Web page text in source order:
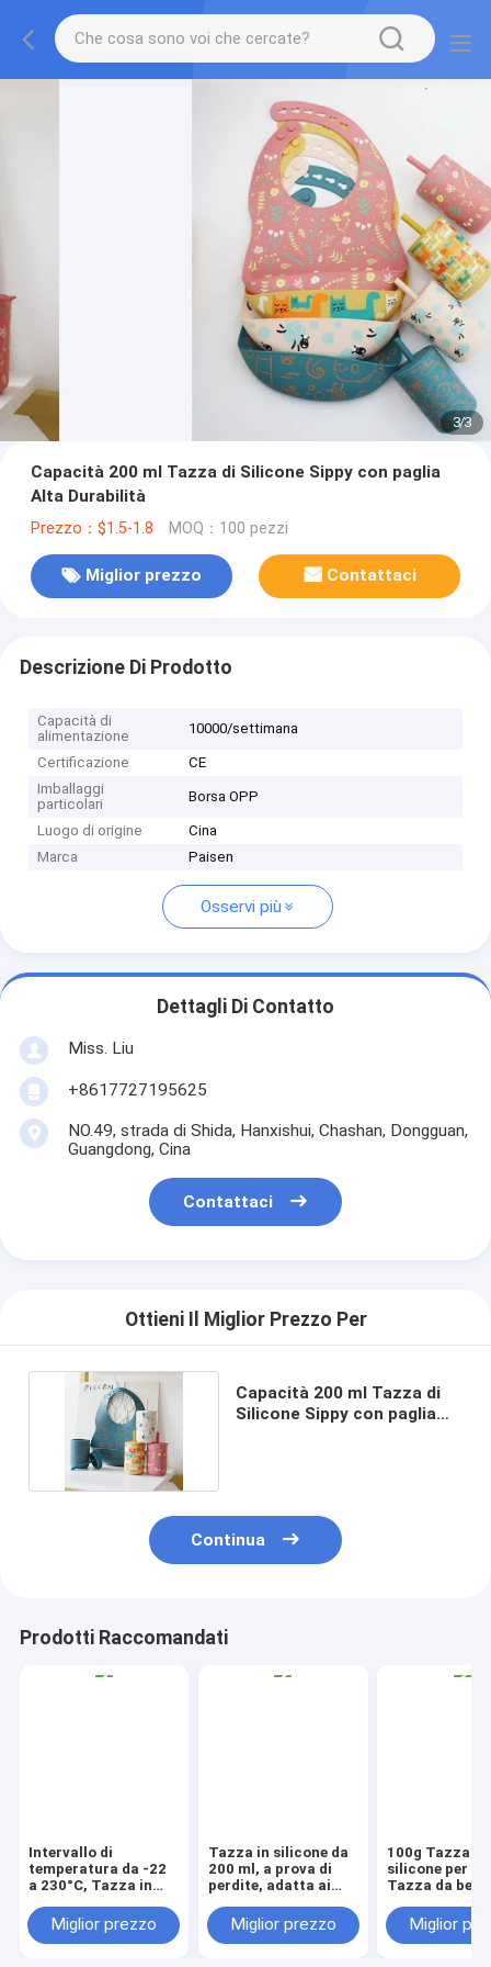
3/3
Capacità 200 ml Tazza di Silicone Sippy con paglia
Alta Durabilità
Prezzo：$1.5-1.8 MOQ：100 pezzi
Miglior prezzo Contattaci
Descrizione Di Prodotto
Capacità di
alimentazione
10000/settimana
Certificazione
CE
Imballaggi
particolari
Borsa OPP
Luogo di origine
Cina
Marca
Paisen
Osservi più
Dettagli Di Contatto
Miss. Liu
+8617727195625
NO.49, strada di Shida, Hanxishui, Chashan, Dongguan,
Guangdong, Cina
Contattaci
Ottieni Il Miglior Prezzo Per
Capacità 200 ml Tazza di
Silicone Sippy con paglia
Continua
Prodotti Raccomandati
Intervallo di
temperatura da -22
a 230°C, Tazza in
da 200 ml, Tazza
resistente per bere,
Miglior prezzo
Tazza in silicone da
200 ml, a prova di
perdite, adatta ai
imparano a bere in
autonomia
Miglior prezzo
100g Tazza di
silicone per
Tazza da bere
comoda
per bambini
Miglior